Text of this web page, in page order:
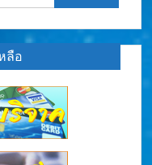
สำหรับ:
ลือ